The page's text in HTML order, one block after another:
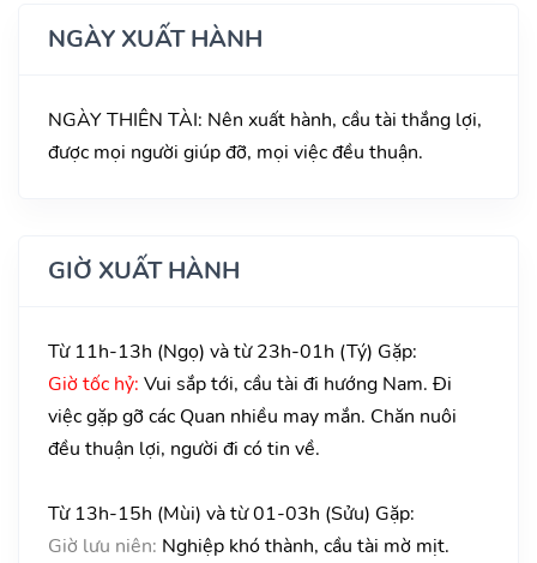
NGÀY XUẤT HÀNH
NGÀY THIÊN TÀI: Nên xuất hành, cầu tài thắng lợi,
được mọi người giúp đỡ, mọi việc đều thuận.
GIỜ XUẤT HÀNH
Từ 11h-13h (Ngọ) và từ 23h-01h (Tý) Gặp:
Giờ tốc hỷ: Vui sắp tới, cầu tài đi hướng Nam. Đi
việc gặp gỡ các Quan nhiều may mắn. Chăn nuôi
đều thuận lợi, người đi có tin về.
Từ 13h-15h (Mùi) và từ 01-03h (Sửu) Gặp:
Giờ lưu niên: Nghiệp khó thành, cầu tài mờ mịt.